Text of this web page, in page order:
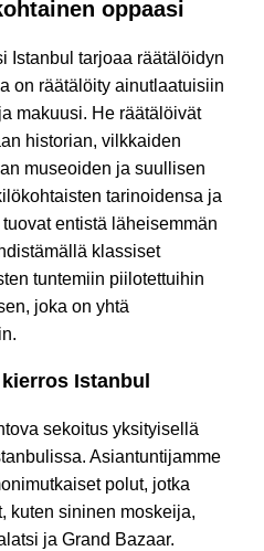
oppaasi
Istanbul tarjoaa räätälöidyn
on räätälöity ainutlaatuisiin
makuusi. He räätälöivät
historian, vilkkaiden
museoiden ja suullisen
tarinoidensa ja
entistä läheisemmän
klassiset
tuntemiin piilotettuihin
joka on yhtä
Istanbul
sekoitus yksityisellä
Asiantuntijamme
polut, jotka
kuten sininen moskeija,
ja Grand Bazaar.